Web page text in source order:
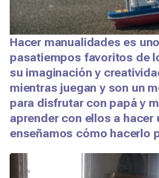
Hacer manualidades es
pasatiempos favoritos de
su imaginación y
mientras juegan y son un
para disfrutar con papá y
aprender con ellos a hacer
enseñamos cómo hacerlo